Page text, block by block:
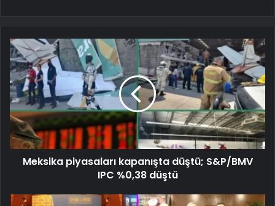
Meksika piyasaları kapanışta düştü; S&P/BMV
IPC %0,38 düştü